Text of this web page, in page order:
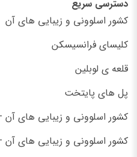
دسترسی سریع
کشور اسلوونی و زیبایی های آن
کلیسای فرانسیسکن
قلعه ی لوبلین
پل های پایتخت
کشور اسلوونی و زیبایی های آن
کشور اسلوونی و زیبایی های آن –